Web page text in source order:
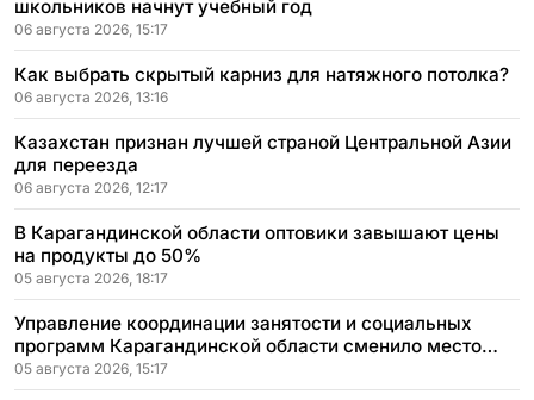
школьников начнут учебный год
06 августа 2026, 15:17
Как выбрать скрытый карниз для натяжного потолка?
06 августа 2026, 13:16
Казахстан признан лучшей страной Центральной Азии
для переезда
06 августа 2026, 12:17
В Карагандинской области оптовики завышают цены
на продукты до 50%
05 августа 2026, 18:17
Управление координации занятости и социальных
программ Карагандинской области сменило место
расположения
05 августа 2026, 15:17